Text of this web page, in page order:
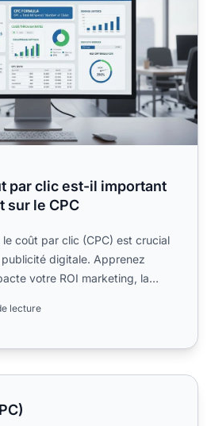
par clic est-il important
sur le CPC
coût par clic (CPC) est crucial
digitale. Apprenez
votre ROI marketing, la
lecture